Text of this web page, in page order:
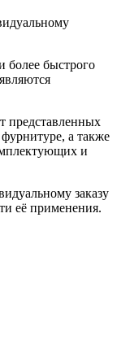
более быстрого
представленных
а также
и
заказу
её применения.